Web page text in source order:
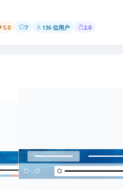
5.0 7 136 位用户 2.0